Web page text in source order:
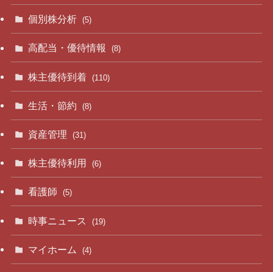
個別株分析 (5)
高配当・優待情報 (8)
株主優待到着 (110)
生活・節約 (8)
資産管理 (31)
株主優待利用 (6)
看護師 (5)
時事ニュース (19)
マイホーム (4)